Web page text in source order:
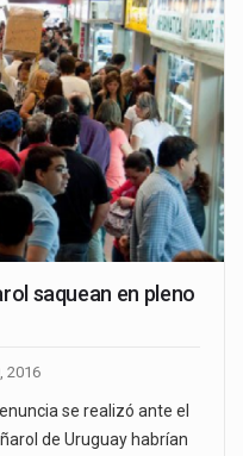
saquean en pleno
2016
se realizó ante el
de Uruguay habrían